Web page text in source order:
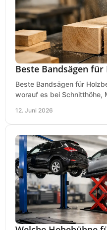
Beste Bandsägen
Beste Bandsägen für
worauf es bei Schnitthöhe,
12. Juni 2026